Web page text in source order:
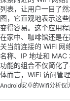
列表，让用户一目了
图，它直观地表示这
变得容易。这个应用
在家中、咖啡馆还是
关当前连接的 WiFi 网
名称、IP 地址和
功能的组合不仅简化
体而言，WiFi 访问管
Android安卓的wifi分析仪